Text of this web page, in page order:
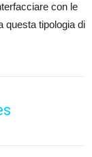
con le
questa tipologia di